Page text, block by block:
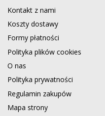
Kontakt z nami
Koszty dostawy
Formy płatności
Polityka plików cookies
O nas
Polityka prywatności
Regulamin zakupów
Mapa strony